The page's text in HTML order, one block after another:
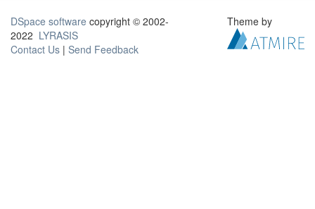
DSpace software copyright © 2002-
2022 LYRASIS
Contact Us | Send Feedback
Theme by